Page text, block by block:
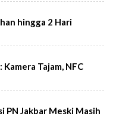
hingga 2 Hari
Kamera Tajam, NFC
PN Jakbar Meski Masih